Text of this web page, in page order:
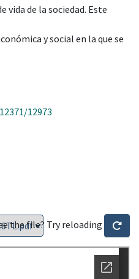
vida de la sociedad. Este
y social en la que se
12973
the file? Try reloading